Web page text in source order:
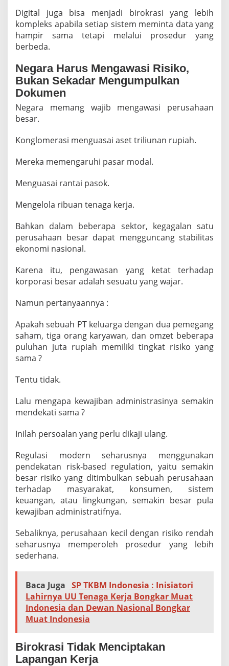
Digital juga bisa menjadi birokrasi yang lebih
kompleks apabila setiap sistem meminta data yang
hampir sama tetapi melalui prosedur yang
berbeda.
Negara Harus Mengawasi Risiko,
Bukan Sekadar Mengumpulkan
Dokumen
Negara memang wajib mengawasi perusahaan
besar.
Konglomerasi menguasai aset triliunan rupiah.
Mereka memengaruhi pasar modal.
Menguasai rantai pasok.
Mengelola ribuan tenaga kerja.
Bahkan dalam beberapa sektor, kegagalan satu
perusahaan besar dapat mengguncang stabilitas
ekonomi nasional.
Karena itu, pengawasan yang ketat terhadap
korporasi besar adalah sesuatu yang wajar.
Namun pertanyaannya :
Apakah sebuah PT keluarga dengan dua pemegang
saham, tiga orang karyawan, dan omzet beberapa
puluhan juta rupiah memiliki tingkat risiko yang
sama ?
Tentu tidak.
Lalu mengapa kewajiban administrasinya semakin
mendekati sama ?
Inilah persoalan yang perlu dikaji ulang.
Regulasi modern seharusnya menggunakan
pendekatan risk-based regulation, yaitu semakin
besar risiko yang ditimbulkan sebuah perusahaan
terhadap masyarakat, konsumen, sistem
keuangan, atau lingkungan, semakin besar pula
kewajiban administratifnya.
Sebaliknya, perusahaan kecil dengan risiko rendah
seharusnya memperoleh prosedur yang lebih
sederhana.
Baca Juga SP TKBM Indonesia : Inisiatori
Lahirnya UU Tenaga Kerja Bongkar Muat
Indonesia dan Dewan Nasional Bongkar
Muat Indonesia
Birokrasi Tidak Menciptakan
Lapangan Kerja